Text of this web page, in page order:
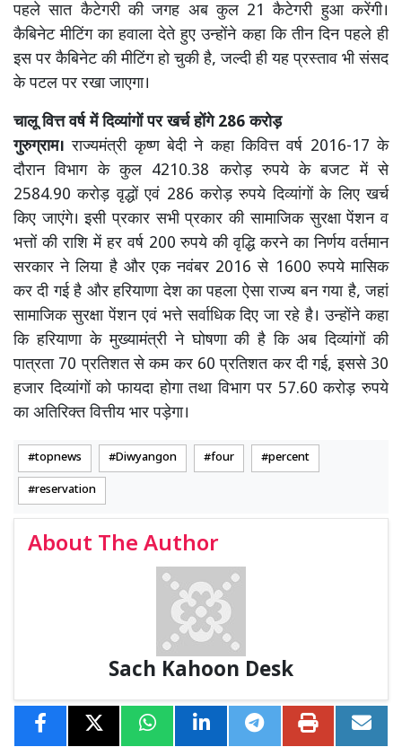
पहले सात कैटेगरी की जगह अब कुल 21 कैटेगरी हुआ करेंगी।
कैबिनेट मीटिंग का हवाला देते हुए उन्होंने कहा कि तीन दिन पहले ही
इस पर कैबिनेट की मीटिंग हो चुकी है, जल्दी ही यह प्रस्ताव भी संसद
के पटल पर रखा जाएगा।
चालू वित्त वर्ष में दिव्यांगों पर खर्च होंगे 286 करोड़
गुरुग्राम। राज्यमंत्री कृष्ण बेदी ने कहा किवित्त वर्ष 2016-17 के
दौरान विभाग के कुल 4210.38 करोड़ रुपये के बजट में से
2584.90 करोड़ वृद्धों एवं 286 करोड़ रुपये दिव्यांगों के लिए खर्च
किए जाएंगे। इसी प्रकार सभी प्रकार की सामाजिक सुरक्षा पेंशन व
भत्तों की राशि में हर वर्ष 200 रुपये की वृद्धि करने का निर्णय वर्तमान
सरकार ने लिया है और एक नवंबर 2016 से 1600 रुपये मासिक
कर दी गई है और हरियाणा देश का पहला ऐसा राज्य बन गया है, जहां
सामाजिक सुरक्षा पेंशन एवं भत्ते सर्वाधिक दिए जा रहे है। उन्होंने कहा
कि हरियाणा के मुख्यामंत्री ने घोषणा की है कि अब दिव्यांगों की
पात्रता 70 प्रतिशत से कम कर 60 प्रतिशत कर दी गई, इससे 30
हजार दिव्यांगों को फायदा होगा तथा विभाग पर 57.60 करोड़ रुपये
का अतिरिक्त वित्तीय भार पड़ेगा।
topnews Diwyangon four percent
reservation
About The Author
Sach Kahoon Desk